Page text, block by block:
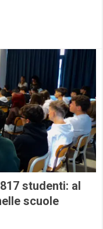
studenti: al
scuole